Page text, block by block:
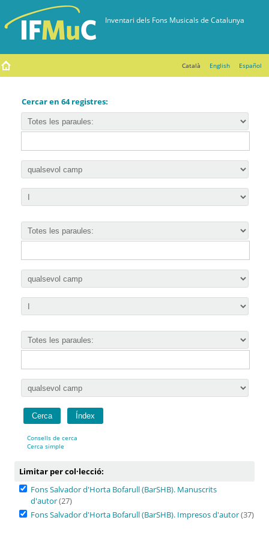
Català English Español
Cercar en 64 registres:
Consells de cerca
Cerca simple
Limitar per col·lecció:
Fons Salvador d'Horta Bofarull (BarSHB). Manuscrits
d'autor(27)
Fons Salvador d'Horta Bofarull (BarSHB). Impresos d'autor(37)